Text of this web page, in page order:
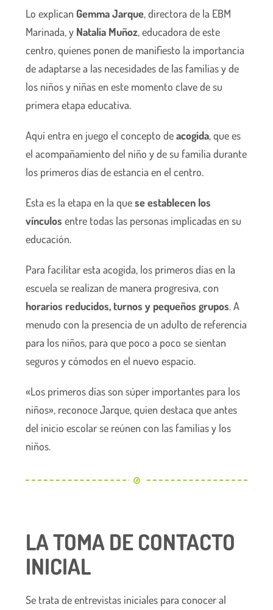
Lo explican Gemma Jarque, directora de la EBM
Marinada, y Natalia Muñoz, educadora de este
centro, quienes ponen de manifiesto la importancia
de adaptarse a las necesidades de las familias y de
los niños y niñas en este momento clave de su
primera etapa educativa.
Aquí entra en juego el concepto deacogida, que es
el acompañamiento del niño y de su familia durante
los primeros días de estancia en el centro.
Esta es la etapa en la quese establecen los
vínculos entre todas las personas implicadas en su
educación.
Para facilitar esta acogida, los primeros días en la
escuela se realizan de manera progresiva, con
horarios reducidos, turnos y pequeños grupos. A
menudo con la presencia de un adulto de referencia
para los niños, para que poco a poco se sientan
seguros y cómodos en el nuevo espacio.
«Los primeros días son súper importantes para los
niños», reconoce Jarque, quien destaca que antes
del inicio escolar se reúnen con las familias y los
niños.
LA TOMA DE CONTACTO
INICIAL
Se trata de entrevistas iniciales para conocer al